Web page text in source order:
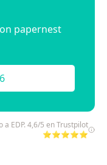
papernest
EDP. 4,6/5 en Trustpilot
⭐⭐⭐⭐⭐